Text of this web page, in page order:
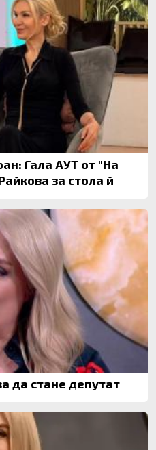
Гала АУТ от "На
за стола й
Венета Райкова отказа да стане депутат